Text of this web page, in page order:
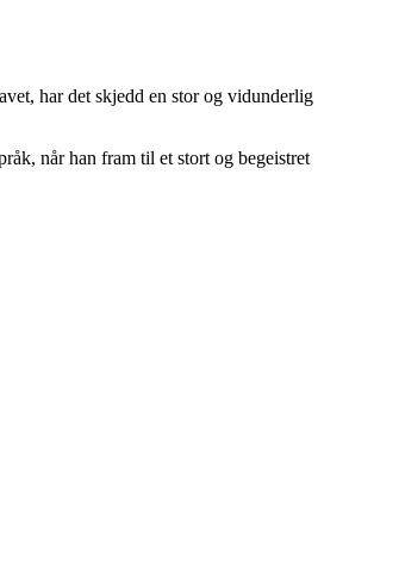
har det skjedd en stor og vidunderlig
når han fram til et stort og begeistret